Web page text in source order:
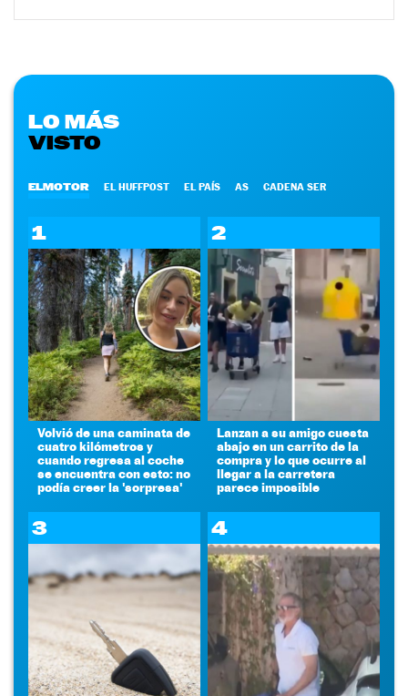
LO MÁS
VISTO
ELMOTOR EL HUFFPOST EL PAÍS AS CADENA SER
1
Volvió de una caminata de
cuatro kilómetros y
cuando regresa al coche
se encuentra con esto: no
podía creer la 'sorpresa'
2
Lanzan a su amigo cuesta
abajo en un carrito de la
compra y lo que ocurre al
llegar a la carretera
parece imposible
3 4